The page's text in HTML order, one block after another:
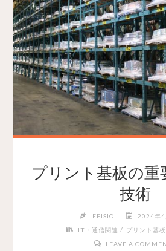
プリント基板の重
技術
EFISIO
2024年4
IT・通信関連 / プリント基板
LEAVE A